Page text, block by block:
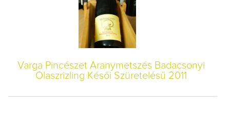
Varga Pincészet Aranymetszés Badacsonyi
Olaszrizling Késői Szüretelésű 2011